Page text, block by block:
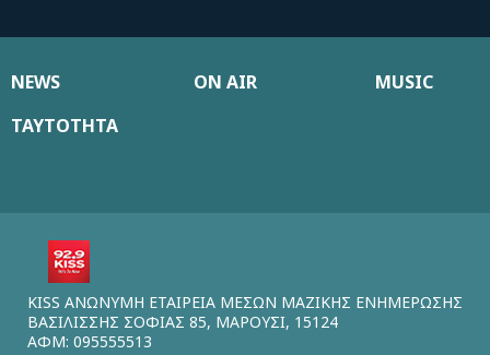
NEWS ON AIR
MUSIC
ΤΑΥΤΟΤΗΤΑ
KISS ΑΝΩΝΥΜΗ ΕΤΑΙΡΕΙΑ ΜΕΣΩΝ ΜΑΖΙΚΗΣ ΕΝΗΜΕΡΩΣΗΣ
ΒΑΣΙΛΙΣΣΗΣ ΣΟΦΙΑΣ 85, ΜΑΡΟΥΣΙ, 15124
ΑΦΜ: 095555513